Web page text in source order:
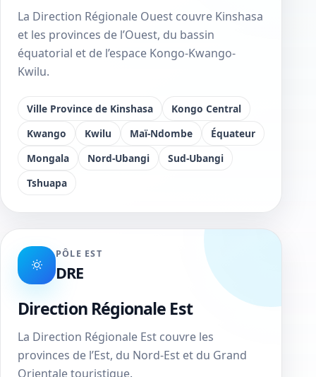
La Direction Régionale Ouest couvre Kinshasa
et les provinces de l’Ouest, du bassin
équatorial et de l’espace Kongo-Kwango-
Kwilu.
Ville Province de Kinshasa
Kongo Central
Kwango
Kwilu Maï-Ndombe
Équateur
Mongala
Nord-Ubangi
Sud-Ubangi
Tshuapa
PÔLE EST
DRE
Direction Régionale Est
La Direction Régionale Est couvre les
provinces de l’Est, du Nord-Est et du Grand
Orientale touristique.